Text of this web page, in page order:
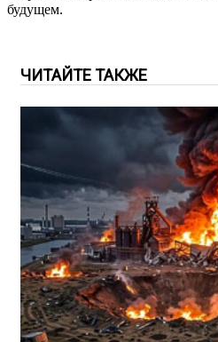
будущем.
ЧИТАЙТЕ ТАКЖЕ